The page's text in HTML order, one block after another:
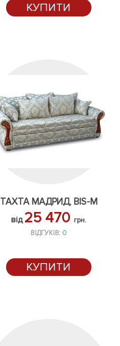
КУПИТИ
ТАХТА МАДРИД, BIS-M
від 25 470 грн.
ВІДГУКІВ:0
КУПИТИ